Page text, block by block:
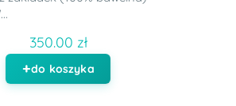
350.00 zł
do koszyka